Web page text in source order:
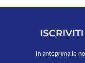
In anteprima le